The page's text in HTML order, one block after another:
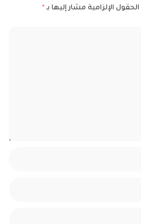
الحقول الإلزامية مشار إليها بـ *